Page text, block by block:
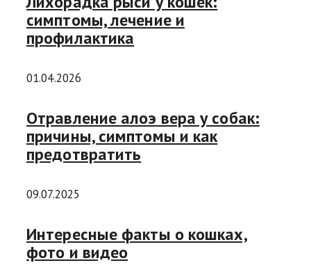
симптомы, лечение и
профилактика
01.04.2026
Отравление алоэ вера у собак:
причины, симптомы и как
предотвратить
09.07.2025
Интересные факты о кошках,
фото и видео